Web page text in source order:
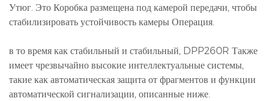
Утюг. Это Коробка размещена под камерой передачи, чтобы
стабилизировать устойчивость камеры Операция.
в то время как стабильный и стабильный, DPP260R Также
имеет чрезвычайно высокие интеллектуальные системы,
такие как автоматическая защита от фрагментов и функции
автоматической сигнализации, описанные ниже.